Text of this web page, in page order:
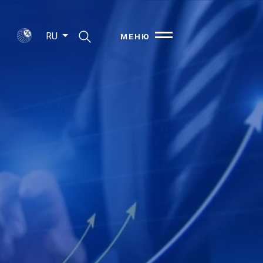
RU МЕНЮ